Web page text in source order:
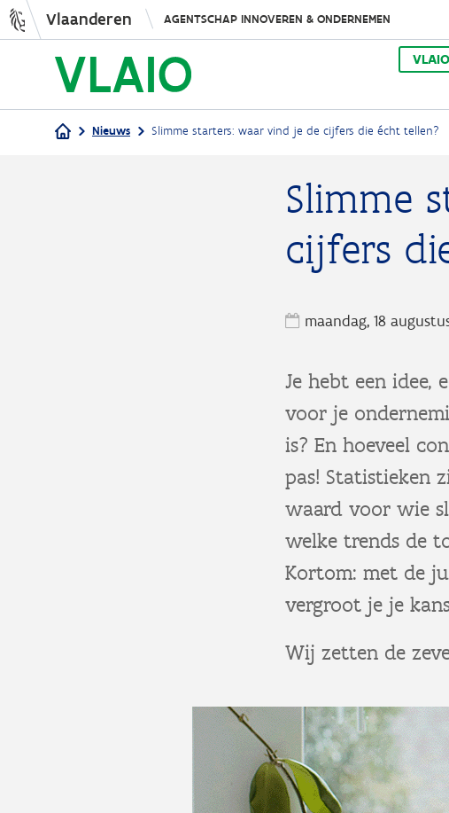
Vlaanderen AGENTSCHAP INNOVEREN & ONDERNEMEN
Nieuws Slimme starters: waar vind je de cijfers die écht tellen?
Slimme
cijfers
maandag, 18
Je hebt een idee,
voor je
is? En hoeveel
pas! Statistieken
waard voor wie
welke trends de
Kortom: met de
vergroot je je
Wij zetten de